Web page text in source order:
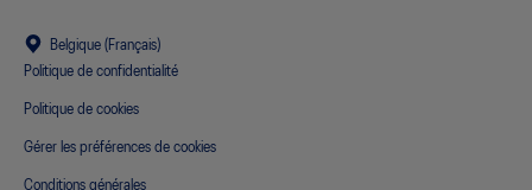
Belgique (Français)
Politique de confidentialité
Politique de cookies
Gérer les préférences de cookies
Conditions générales